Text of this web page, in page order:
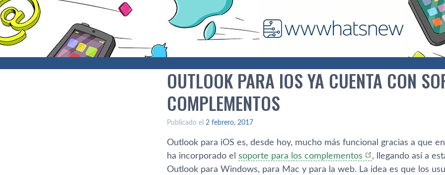
OUTLOOK PARA IOS YA CUENTA CON
COMPLEMENTOS
Publicado el 2 febrero, 2017
Outlook para iOS es, desde hoy, mucho más funcional gracias a que
ha incorporado el soporte para los complementos
, llegando así­ a
Outlook para Windows, para Mac y para la web. La idea es que los